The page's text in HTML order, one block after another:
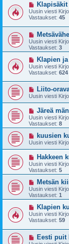
Klapisäkit
Uusin viesti
Vastaukset: 45
Uusin viesti
Vastaukset: 3
Klapien
Uusin viesti
Vastaukset: 624
Liito-
Uusin viesti
Järeä
Uusin viesti
Vastaukset: 8
kuusien
Uusin viesti
Hakkeen
Uusin viesti
Vastaukset: 5
Metsän
Uusin viesti
Vastaukset: 1
Klapien
Uusin viesti
Vastaukset: 59
Eesti puit